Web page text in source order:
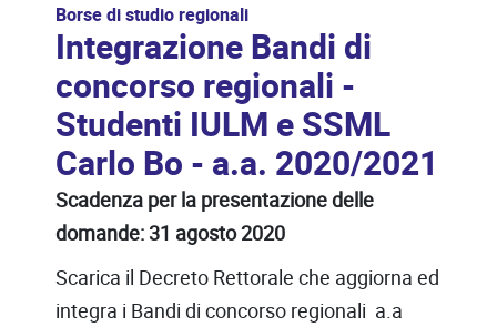
Borse di studio regionali
Integrazione Bandi di
concorso regionali -
Studenti IULM e SSML
Carlo Bo - a.a. 2020/2021
Scadenza per la presentazione delle
domande: 31 agosto 2020
Scarica il Decreto Rettorale che aggiorna ed
integra i Bandi di concorso regionali a.a